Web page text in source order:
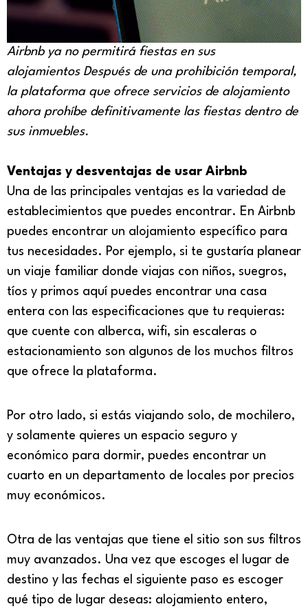
Airbnb ya no permitirá fiestas en sus
alojamientos Después de una prohibición temporal,
la plataforma que ofrece servicios de alojamiento
ahora prohíbe definitivamente las fiestas dentro de
sus inmuebles.
Ventajas y desventajas de usar Airbnb
Una de las principales ventajas es la variedad de
establecimientos que puedes encontrar. En Airbnb
puedes encontrar un alojamiento específico para
tus necesidades. Por ejemplo, si te gustaría planear
un viaje familiar donde viajas con niños, suegros,
tíos y primos aquí puedes encontrar una casa
entera con las especificaciones que tu requieras:
que cuente con alberca, wifi, sin escaleras o
estacionamiento son algunos de los muchos filtros
que ofrece la plataforma.
Por otro lado, si estás viajando solo, de mochilero,
y solamente quieres un espacio seguro y
económico para dormir, puedes encontrar un
cuarto en un departamento de locales por precios
muy económicos.
Otra de las ventajas que tiene el sitio son sus filtros
muy avanzados. Una vez que escoges el lugar de
destino y las fechas el siguiente paso es escoger
qué tipo de lugar deseas: alojamiento entero,